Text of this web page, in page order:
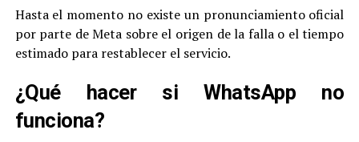
Hasta el momento no existe un pronunciamiento oficial
por parte de Meta sobre el origen de la falla o el tiempo
estimado para restablecer el servicio.
¿Qué hacer si WhatsApp no
funciona?